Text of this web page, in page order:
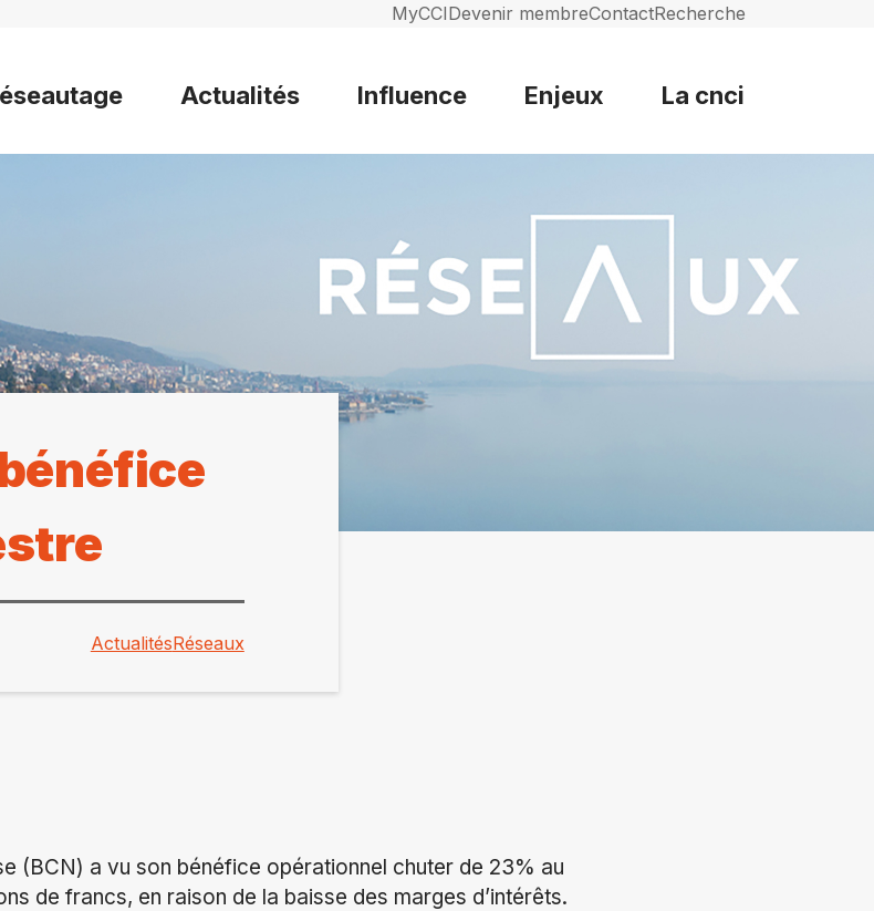
MyCCIDevenir membreContactRecherche
Actualités Influence Enjeux La cnci
ActualitésRéseaux
(BCN) a vu son bénéfice opérationnel chuter de 23% au
de francs, en raison de la baisse des marges d’intérêts.